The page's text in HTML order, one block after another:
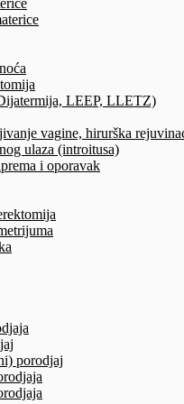
LEEP, LLETZ)
vagine, hirurška
ulaza (introitusa)
i oporavak
porodjaj